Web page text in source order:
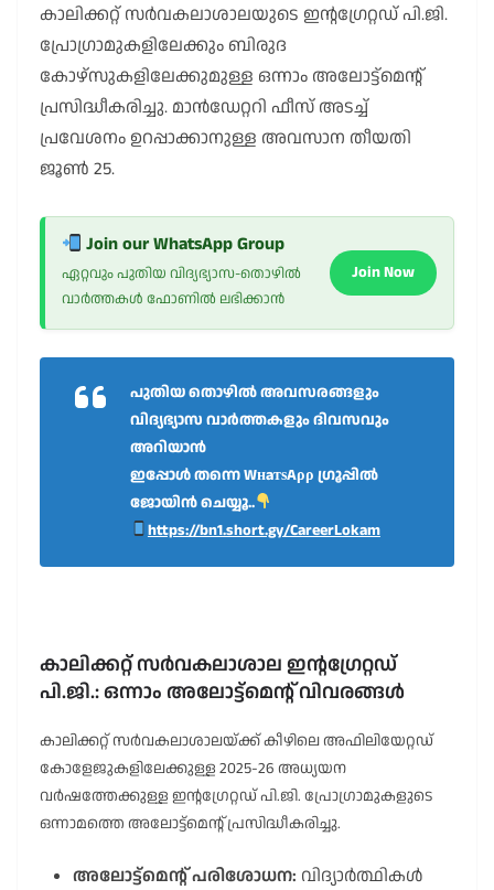
കാലിക്കറ്റ് സർവകലാശാലയുടെ ഇന്റഗ്രേറ്റഡ് പി.ജി.
പ്രോഗ്രാമുകളിലേക്കും ബിരുദ
കോഴ്സുകളിലേക്കുമുള്ള ഒന്നാം അലോട്ട്മെൻ്റ്
പ്രസിദ്ധീകരിച്ചു. മാൻഡേറ്ററി ഫീസ് അടച്ച്
പ്രവേശനം ഉറപ്പാക്കാനുള്ള അവസാന തീയതി
ജൂൺ 25.
Join our WhatsApp Group
ഏറ്റവും പുതിയ വിദ്യഭ്യാസ-തൊഴിൽ
വാർത്തകൾ ഫോണിൽ ലഭിക്കാൻ
Join Now
പുതിയ തൊഴിൽ അവസരങ്ങളും
വിദ്യഭ്യാസ വാർത്തകളും ദിവസവും
അറിയാൻ
ഇപ്പോൾ തന്നെ WнaтѕAρρ ഗ്രൂപ്പിൽ
ജോയിൻ ചെയ്യൂ..
https://bn1.short.gy/CareerLokam
കാലിക്കറ്റ് സർവകലാശാല ഇന്റഗ്രേറ്റഡ്
പി.ജി.: ഒന്നാം അലോട്ട്മെൻ്റ് വിവരങ്ങൾ
കാലിക്കറ്റ് സർവകലാശാലയ്ക്ക് കീഴിലെ അഫിലിയേറ്റഡ്
കോളേജുകളിലേക്കുള്ള 2025-26 അധ്യയന
വർഷത്തേക്കുള്ള ഇന്റഗ്രേറ്റഡ് പി.ജി. പ്രോഗ്രാമുകളുടെ
ഒന്നാമത്തെ അലോട്ട്മെൻ്റ് പ്രസിദ്ധീകരിച്ചു.
അലോട്ട്മെൻ്റ് പരിശോധന: വിദ്യാർത്ഥികൾ